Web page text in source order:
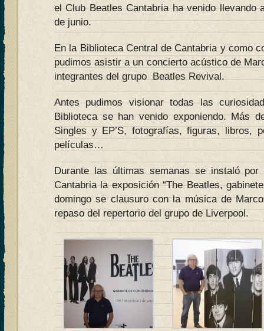
el Club Beatles Cantabria ha venido llevando
de junio.
En la Biblioteca Central de Cantabria y como
pudimos asistir a un concierto acústico de
integrantes del grupo Beatles Revival.
Antes pudimos visionar todas las
Biblioteca se han venido exponiendo. Más
Singles y EP’S, fotografías, figuras, libros,
películas…
Durante las últimas semanas se instaló
Cantabria la exposición “The Beatles,
domingo se clausuro con la música de
repaso del repertorio del grupo de Liverpool.